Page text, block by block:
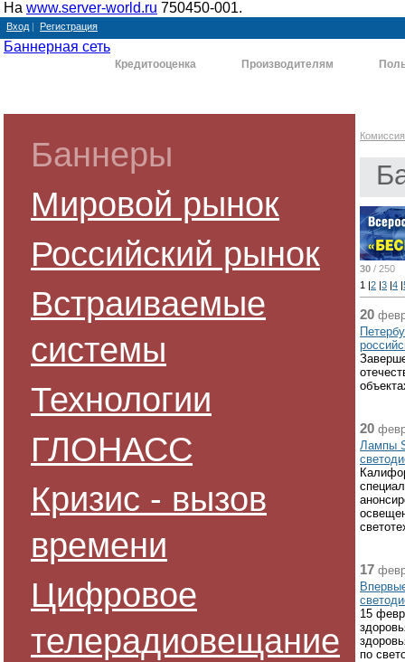
На www.server-world.ru 750450-001.
Вход | Регистрация
Баннерная сеть
Кредитооценка Производителям
Баннеры
Мировой рынок
Российский рынок
Встраиваемые
системы
Технологии
ГЛОНАСС
Кризис - вызов
времени
Цифровое
телерадиовещание
Комиссия
30 / 250
1 |2 |3 |4 |
20
20
Лампы
17
15
по